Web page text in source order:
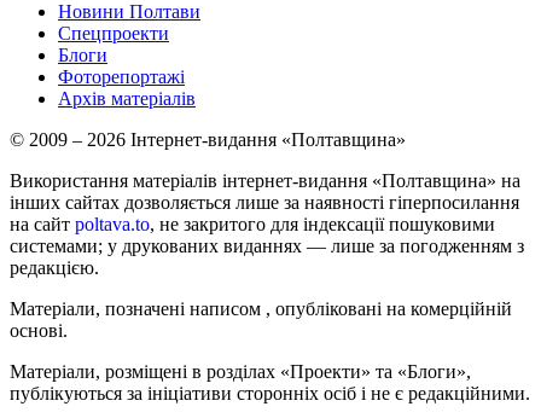
Новини Полтави
Спецпроекти
Блоги
Фоторепортажі
Архів матеріалів
© 2009 – 2026 Інтернет-видання «Полтавщина»
Використання матеріалів інтернет-видання «Полтавщина» на
інших сайтах дозволяється лише за наявності гіперпосилання
на сайт poltava.to, не закритого для індексації пошуковими
системами; у друкованих виданнях — лише за погодженням з
редакцією.
Матеріали, позначені написом , опубліковані на комерційній
основі.
Матеріали, розміщені в розділах «Проекти» та «Блоги»,
публікуються за ініціативи сторонніх осіб і не є редакційними.